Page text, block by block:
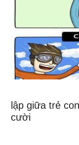
lập giữa trẻ
cười